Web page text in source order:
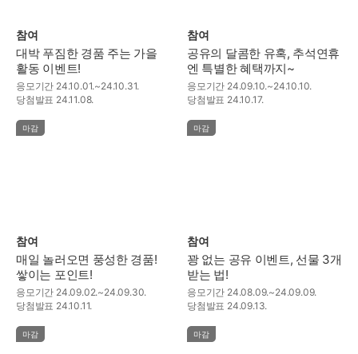
참여
대박 푸짐한 경품 주는 가을
활동 이벤트!
응모기간 24.10.01.~24.10.31.
당첨발표 24.11.08.
참여
공유의 달콤한 유혹, 추석연휴
엔 특별한 혜택까지~
응모기간 24.09.10.~24.10.10.
당첨발표 24.10.17.
마감
참여
매일 놀러오면 풍성한 경품!
쌓이는 포인트!
응모기간 24.09.02.~24.09.30.
당첨발표 24.10.11.
마감
참여
꽝 없는 공유 이벤트, 선물 3개
받는 법!
응모기간 24.08.09.~24.09.09.
당첨발표 24.09.13.
마감 마감